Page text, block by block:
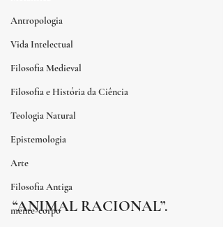
Antropologia
Vida Intelectual
Filosofia Medieval
Filosofia e História da Ciência
Teologia Natural
Epistemologia
Arte
Filosofia Antiga
mente-corpo
“ANIMAL RACIONAL”.